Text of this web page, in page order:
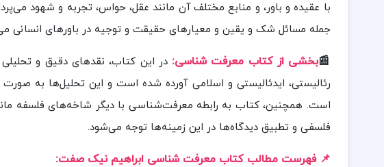
با عقیده و باور، و منابع مختلف آن مانند عقل، حواس، تجربه و شهود
جمله مسائل شک و یقین و معیارهای حقیقت و توجیه در باورهای انسانی
📰بخشی از کتاب معرفت شناسی: در این کتاب، نقدهای دقیق و
رئالیستی، ایدئالیستی و اسلامی آورده شده است و این تحلیل‌ها به
است. همچنین، کتاب به رابطه معرفت‌شناسی با دیگر شاخه‌های فلسفه
فلسفی و تطبیق دیدگاه‌ها در این زمینه‌ها توجه می‌شود.
📌 فهرست مطالب کتاب معرفت شناسی ابراهیم نیک صفت: